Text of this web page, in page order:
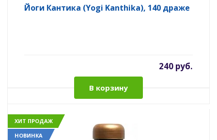
Йоги Кантика (Yogi Kanthika), 140 драже
240 руб.
В корзину
ХИТ ПРОДАЖ
НОВИНКА